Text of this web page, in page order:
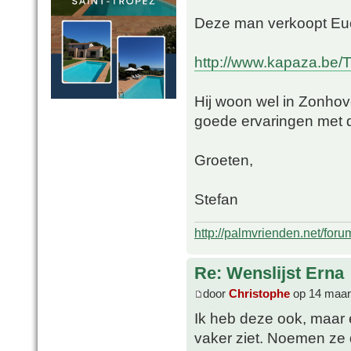
Deze man verkoopt
http://www.kapaza.be/
Hij woon wel in
goede ervaringen met
Groeten,
Stefan
http://palmvrienden.net/
Re: Wenslijst Erna
door Christophe op 14
Ik heb deze ook, maar
vaker ziet. Noemen